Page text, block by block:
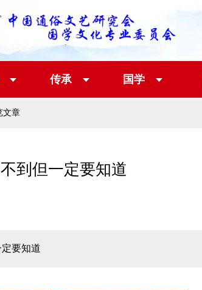
传承 国学
文章
到但一定要知道
要知道